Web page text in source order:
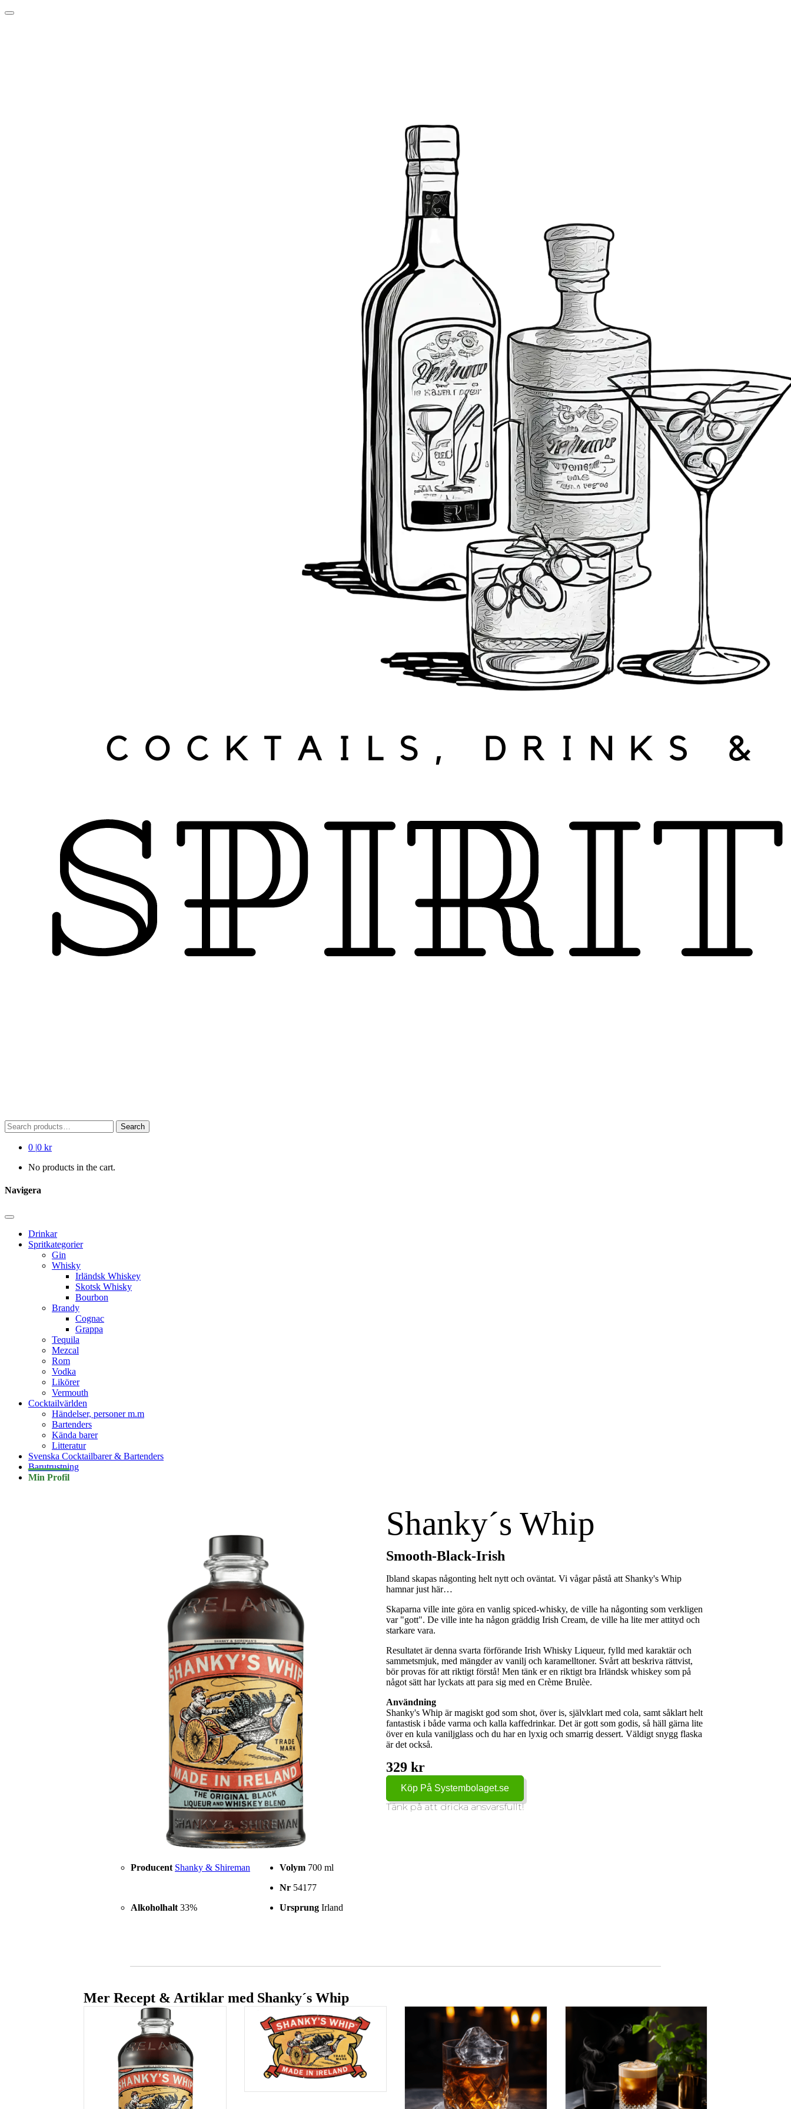
Skip
Search
for:
Search
0 |0 kr
No products in the cart.
Navigera
Drinkar
Spritkategorier
Gin
Whisky
Irländsk Whiskey
Skotsk Whisky
Bourbon
Brandy
Cognac
Grappa
Tequila
Mezcal
Rom
Vodka
Likörer
Vermouth
Cocktailvärlden
Händelser, personer m.m
Bartenders
Kända barer
Litteratur
Svenska Cocktailbarer & Bartenders
Barutrustning
Min Profil
Producent Shanky & Shireman
Alkoholhalt 33%
Volym 700 ml
Nr 54177
UrsprungIrland
Shanky´s Whip
Smooth-Black-Irish
Ibland skapas någonting helt nytt och oväntat. Vi vågar påstå att Shanky's Whip
hamnar just här…
Skaparna ville inte göra en vanlig spiced-whisky, de ville ha någonting som verkligen
var "gott". De ville inte ha någon gräddig Irish Cream, de ville ha lite mer attityd och
starkare vara.
Resultatet är denna svarta förförande Irish Whisky Liqueur, fylld med karaktär och
sammetsmjuk, med mängder av vanilj och karamelltoner. Svårt att beskriva rättvist,
bör provas för att riktigt förstå! Men tänk er en riktigt bra Irländsk whiskey som på
något sätt har lyckats att para sig med en Crème Brulèe.
Användning
Shanky's Whip är magiskt god som shot, över is, självklart med cola, samt såklart helt
fantastisk i både varma och kalla kaffedrinkar. Det är gott som godis, så häll gärna lite
över en kula vaniljglass och du har en lyxig och smarrig dessert. Väldigt snygg flaska
är det också.
329 kr
Köp På Systembolaget.se
Tänk på att dricka ansvarsfullt!
Mer Recept & Artiklar med Shanky´s Whip